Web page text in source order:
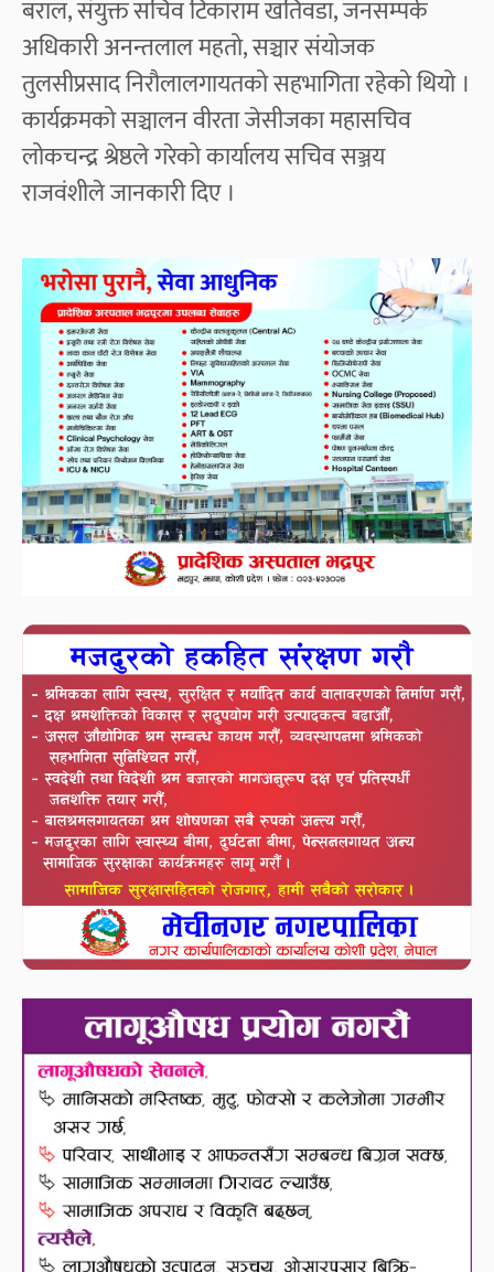
बराल, संयुक्त सचिव टिकाराम खतिवडा, जनसम्पर्क
अधिकारी अनन्तलाल महतो, सञ्चार संयोजक
तुलसीप्रसाद निरौलालगायतको सहभागिता रहेको थियो ।
कार्यक्रमको सञ्चालन वीरता जेसीजका महासचिव
लोकचन्द्र श्रेष्ठले गरेको कार्यालय सचिव सञ्जय
राजवंशीले जानकारी दिए ।